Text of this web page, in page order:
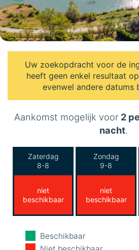
Uw zoekopdracht voor de
heeft geen enkel resultaat
evenwel andere datums
Aankomst mogelijk voor 2
nacht.
Zaterdag
8-8
niet
beschikbaar
Zondag
9-8
niet
beschikbaar
Dinsdag
11-8
Beschikbaar